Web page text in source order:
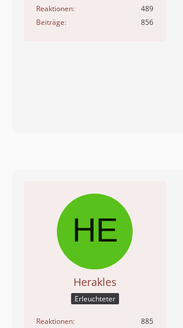
Reaktionen
489
Beiträge
856
Herakles
Erleuchteter
Reaktionen
885